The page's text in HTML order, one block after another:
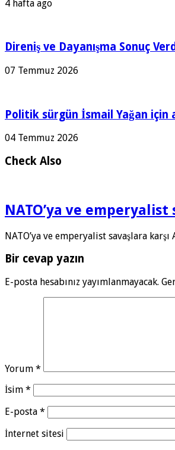
4 hafta ago
Direniş ve Dayanışma Sonuç
07 Temmuz 2026
Politik sürgün İsmail Yağan için
04 Temmuz 2026
Check Also
NATO’ya ve
NATO’ya ve emperyalist savaşlara
Bir cevap yazın
E-posta hesabınız yayımlanmayacak.
Yorum *
İsim *
E-posta *
İnternet sitesi